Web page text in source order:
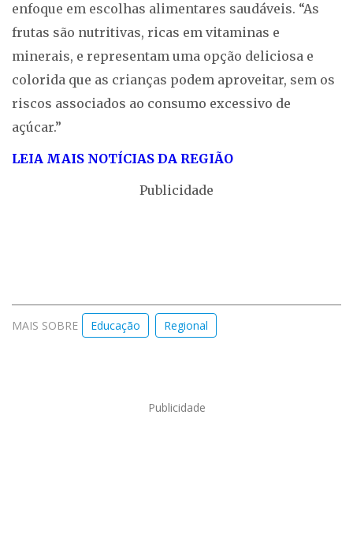
enfoque em escolhas alimentares saudáveis. “As
frutas são nutritivas, ricas em vitaminas e
minerais, e representam uma opção deliciosa e
colorida que as crianças podem aproveitar, sem os
riscos associados ao consumo excessivo de
açúcar.”
LEIA MAIS NOTÍCIAS DA REGIÃO
Publicidade
MAIS SOBRE Educação Regional
Publicidade